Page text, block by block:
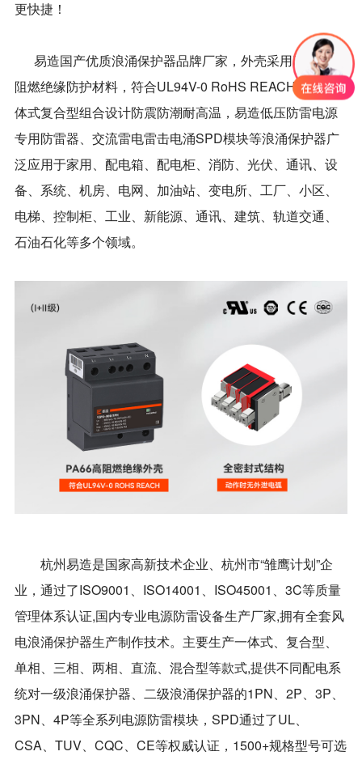
更快捷！
易造国产优质浪涌保护器品牌厂家，外壳采用PA66高
阻燃绝缘防护材料，符合UL94V-0 RoHS REACH认证，一
体式复合型组合设计防震防潮耐高温，易造低压防雷电源
专用防雷器、交流雷电雷击电涌SPD模块等浪涌保护器广
泛应用于家用、配电箱、配电柜、消防、光伏、通讯、设
备、系统、机房、电网、加油站、变电所、工厂、小区、
电梯、控制柜、工业、新能源、通讯、建筑、轨道交通、
石油石化等多个领域。
杭州易造是国家高新技术企业、杭州市“雏鹰计划”企
业，通过了ISO9001、ISO14001、ISO45001、3C等质量
管理体系认证,国内专业电源防雷设备生产厂家,拥有全套风
电浪涌保护器生产制作技术。主要生产一体式、复合型、
单相、三相、两相、直流、混合型等款式,提供不同配电系
统对一级浪涌保护器、二级浪涌保护器的1PN、2P、3P、
3PN、4P等全系列电源防雷模块，SPD通过了UL、
CSA、TUV、CQC、CE等权威认证，1500+规格型号可选